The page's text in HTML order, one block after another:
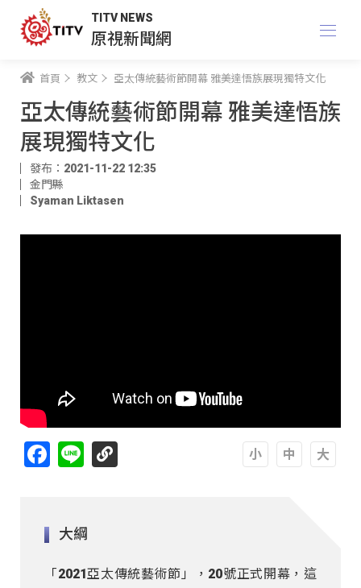
TITV NEWS
原視新聞網
首頁 教文 亞太傳統藝術節開幕 雅美達悟族展現獨特文化
亞太傳統藝術節開幕 雅美達悟族
展現獨特文化
發布：2021-11-22 12:35
金門縣
Syaman Liktasen
Facebook
Line
大綱
「2021亞太傳統藝術節」，20號正式開幕，這